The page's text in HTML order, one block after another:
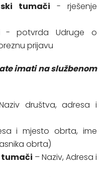
tumači - rješenje
- potvrda Udruge o
prijavu
imati na službenom
društva, adresa i
i mjesto obrta, ime
obrta)
tumači – Naziv, Adresa i